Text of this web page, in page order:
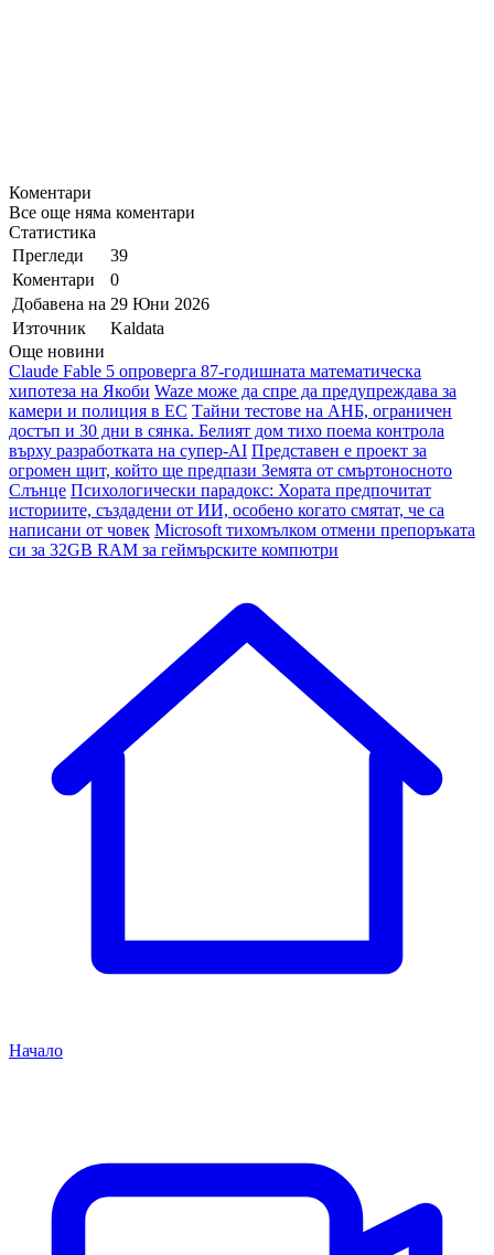
Коментари
Все още няма коментари
Статистика
Прегледи
39
Коментари
0
Добавена на 29 Юни 2026
Източник
Kaldata
Още новини
Claude Fable 5 опроверга 87-годишната математическа
хипотеза на Якоби Waze може да спре да предупреждава за
камери и полиция в ЕС Тайни тестове на АНБ, ограничен
достъп и 30 дни в сянка. Белият дом тихо поема контрола
върху разработката на супер-AI Представен е проект за
огромен щит, който ще предпази Земята от смъртоносното
Слънце Психологически парадокс: Хората предпочитат
историите, създадени от ИИ, особено когато смятат, че са
написани от човек Microsoft тихомълком отмени препоръката
си за 32GB RAM за геймърските компютри
Начало